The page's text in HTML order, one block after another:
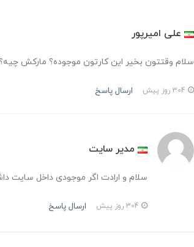
علی امیرپور
سلام وقتتون بخیر این کارتون موجوده؟ مارکش چیه؟
ارسال پاسخ
مدیر سایت
سلام و ارادت اگر موجودی داخل سایت
ارسال پاسخ